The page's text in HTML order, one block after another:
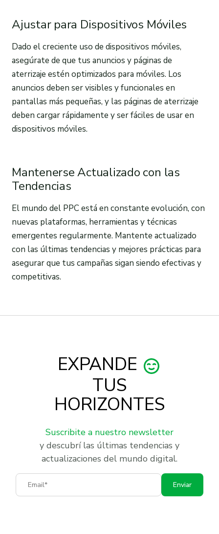
Ajustar para Dispositivos Móviles
Dado el creciente uso de dispositivos móviles,
asegúrate de que tus anuncios y páginas de
aterrizaje estén optimizados para móviles. Los
anuncios deben ser visibles y funcionales en
pantallas más pequeñas, y las páginas de aterrizaje
deben cargar rápidamente y ser fáciles de usar en
dispositivos móviles.
Mantenerse Actualizado con las
Tendencias
El mundo del PPC está en constante evolución, con
nuevas plataformas, herramientas y técnicas
emergentes regularmente. Mantente actualizado
con las últimas tendencias y mejores prácticas para
asegurar que tus campañas sigan siendo efectivas y
competitivas.
EXPANDE
TUS
HORIZONTES
Suscribite a nuestro newsletter
y descubrí las últimas tendencias y
actualizaciones del mundo digital.
Email
Enviar